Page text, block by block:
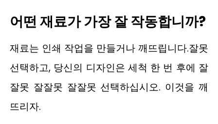
어떤 재료가 가장 잘 작동합니까?
재료는 인쇄 작업을 만들거나 깨뜨립니다.잘못
선택하고, 당신의 디자인은 세척 한 번 후에 잘
잘못 잘잘못 잘잘못 선택하십시오. 이것을 깨
뜨리자.